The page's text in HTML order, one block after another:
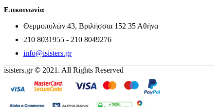
Επικοινωνία
Θερμοπυλών 43, Βριλήσσια 152 35 Αθήνα
210 8031955 - 210 8049276
info@isisters.gr
isisters.gr © 2021. All Rights Reserved